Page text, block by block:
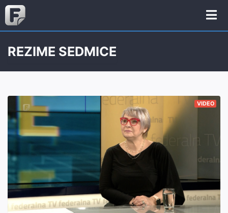
REZIME SEDMICE
VIDEO